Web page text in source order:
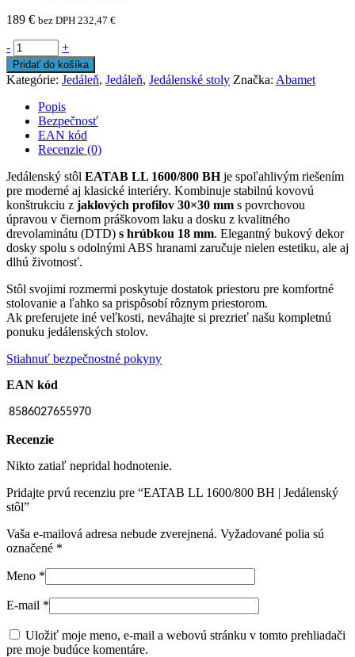
189 € bez DPH 232,47 €
- +
Pridať do košíka
Kategórie: Jedáleň, Jedáleň, Jedálenské stoly Značka: Abamet
Popis
Bezpečnosť
EAN kód
Recenzie (0)
Jedálenský stôl EATAB LL 1600/800 BHje spoľahlivým riešením
pre moderné aj klasické interiéry. Kombinuje stabilnú kovovú
konštrukciu z jaklových profilov 30×30 mm s povrchovou
úpravou v čiernom práškovom laku a dosku z kvalitného
drevolaminátu (DTD) s hrúbkou 18 mm. Elegantný bukový dekor
dosky spolu s odolnými ABS hranami zaručuje nielen estetiku, ale aj
dlhú životnosť.
Stôl svojimi rozmermi poskytuje dostatok priestoru pre komfortné
stolovanie a ľahko sa prispôsobí rôznym priestorom.
Ak preferujete iné veľkosti, neváhajte si prezrieť našu kompletnú
ponuku jedálenských stolov.
Stiahnuť bezpečnostné pokyny
EAN kód
8586027655970
Recenzie
Nikto zatiaľ nepridal hodnotenie.
Pridajte prvú recenziu pre “EATAB LL 1600/800 BH | Jedálenský
stôl”
Vaša e-mailová adresa nebude zverejnená. Vyžadované polia sú
označené *
Meno *
E-mail *
Uložiť moje meno, e-mail a webovú stránku v tomto prehliadači
pre moje budúce komentáre.